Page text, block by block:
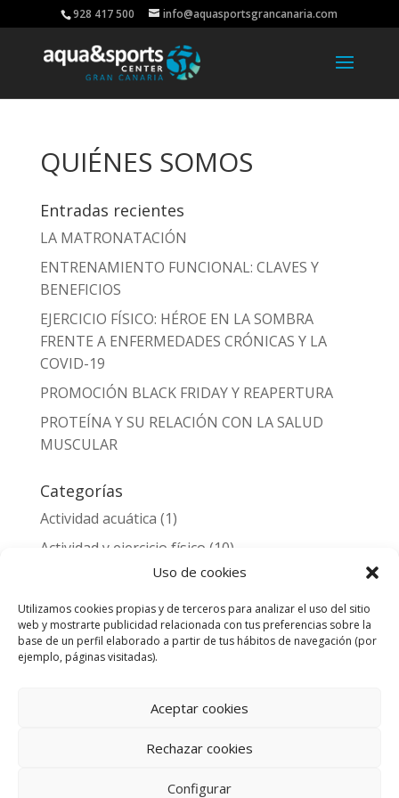
Uso de cookies
Utilizamos cookies propias y de terceros para analizar el uso del sitio
web y mostrarte publicidad relacionada con tus preferencias sobre la
base de un perfil elaborado a partir de tus hábitos de navegación (por
ejemplo, páginas visitadas).
Aceptar cookies
Rechazar cookies
Configurar
928 417 500 info@aquasportsgrancanaria.com
QUIÉNES SOMOS
Entradas recientes
LA MATRONATACIÓN
ENTRENAMIENTO FUNCIONAL: CLAVES Y
BENEFICIOS
EJERCICIO FÍSICO: HÉROE EN LA SOMBRA
FRENTE A ENFERMEDADES CRÓNICAS Y LA
COVID-19
PROMOCIÓN BLACK FRIDAY Y REAPERTURA
PROTEÍNA Y SU RELACIÓN CON LA SALUD
MUSCULAR
Categorías
Actividad acuática (1)
Actividad y ejercicio físico (10)
Alimentación y nutrición(3)
Entrenamiento deportivo y lesiones(2)
Noticias(1)
Salud(11)
© 2026 Aqua&Sports Center Gran Canaria.